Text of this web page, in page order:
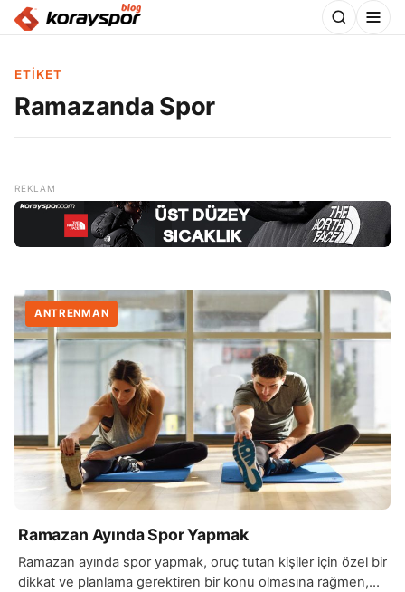
ETIKET
Ramazanda Spor
ANTRENMAN
Ramazan Ayında Spor Yapmak
Ramazan ayında spor yapmak, oruç tutan kişiler için özel bir
dikkat ve planlama gerektiren bir konu olmasına rağmen,